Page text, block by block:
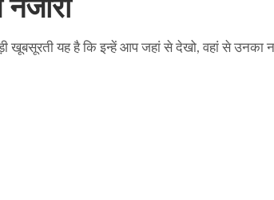
यह है कि इन्हें आप जहां से देखो, वहां से